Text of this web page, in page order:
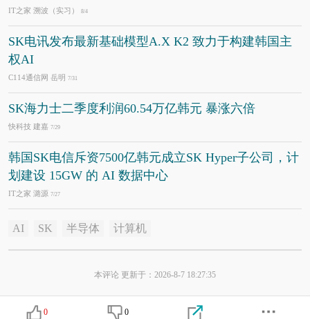
IT之家 溯波（实习） 8/4
SK电讯发布最新基础模型A.X K2 致力于构建韩国主
权AI
C114通信网 岳明 7/31
SK海力士二季度利润60.54万亿韩元 暴涨六倍
快科技 建嘉 7/29
韩国SK电信斥资7500亿韩元成立SK Hyper子公司，计
划建设 15GW 的 AI 数据中心
IT之家 潞源 7/27
AI SK 半导体 计算机
本评论 更新于：2026-8-7 18:27:35
0 0